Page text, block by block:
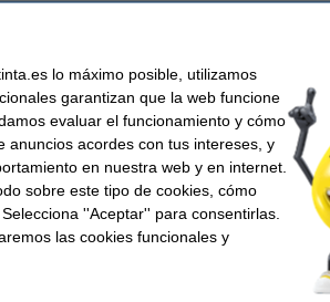
hojas)
Stick'n, puedes crear tus propias pegatinas.
una imagen existente. Después, simplemente recorta
puedes crear decoraciones originales para
lo máximo posible, utilizamos
garantizan que la web funcione
evaluar el funcionamiento y cómo
acordes con tus intereses, y
en nuestra web y en internet.
sobre este tipo de cookies, cómo
''Aceptar'' para consentirlas.
las cookies funcionales y